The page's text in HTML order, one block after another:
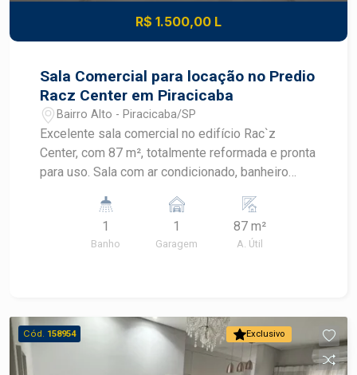
R$ 1.500,00 L
Sala Comercial para locação no Predio
Racz Center em Piracicaba
Bairro Alto - Piracicaba/SP
Excelente sala comercial no edifício Rac`z
Center, com 87 m², totalmente reformada e pronta
para uso. Sala com ar condicionado, banheiro
praticidade para o seu negócio. Uma excelente
oportunidade para instalar sua empresa ou
investir em um imóvel comercial de qualidade.
1
Banho
1
Garagem
87 m²
A. Útil
Exclusivo
Cód. 158954